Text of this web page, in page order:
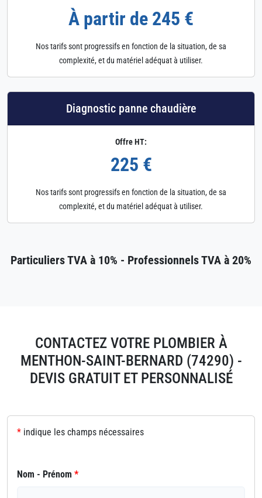
À partir de 245 €
Nos tarifs sont progressifs en fonction de la situation, de sa
complexité, et du matériel adéquat à utiliser.
Diagnostic panne chaudière
Offre HT:
225 €
Nos tarifs sont progressifs en fonction de la situation, de sa
complexité, et du matériel adéquat à utiliser.
Particuliers TVA à 10% - Professionnels TVA à 20%
CONTACTEZ VOTRE PLOMBIER À
MENTHON-SAINT-BERNARD (74290) -
DEVIS GRATUIT ET PERSONNALISÉ
* indique les champs nécessaires
Nom - Prénom *